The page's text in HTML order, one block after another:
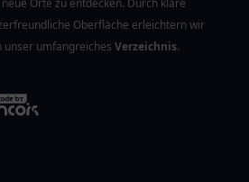
Orte zu entdecken. Durch klare
Oberfläche erleichtern wir
unser umfangreiches Verzeichnis.